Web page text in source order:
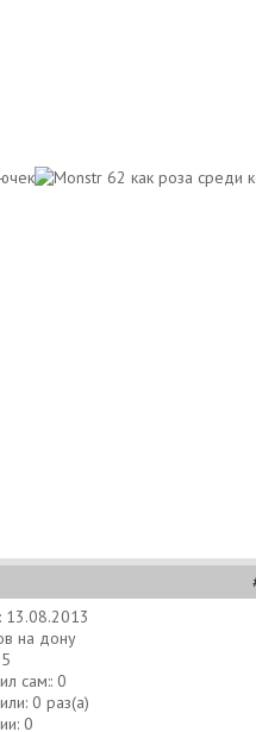
13.08.2013
на дону
сам:: 0
0 раз(а)
0